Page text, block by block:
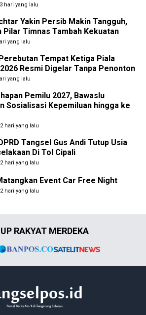
hari yang lalu
Yakin Persib Makin Tangguh,
Pilar Timnas Tambah Kekuatan
yang lalu
Tempat Ketiga Piala
Resmi Digelar Tanpa Penonton
yang lalu
Pemilu 2027, Bawaslu
Sosialisasi Kepemiluan hingga ke
hari yang lalu
Tangsel Gus Andi Tutup Usia
Di Tol Cipali
hari yang lalu
Event Car Free Night
hari yang lalu
RAKYAT MERDEKA